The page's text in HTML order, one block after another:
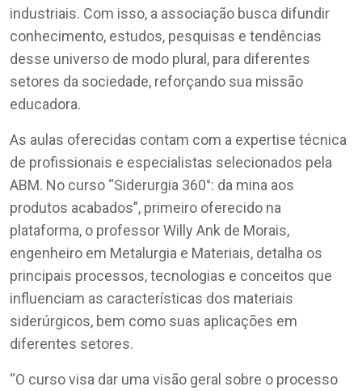
industriais. Com isso, a associação busca difundir
conhecimento, estudos, pesquisas e tendências
desse universo de modo plural, para diferentes
setores da sociedade, reforçando sua missão
educadora.
As aulas oferecidas contam com a expertise técnica
de profissionais e especialistas selecionados pela
ABM. No curso “Siderurgia 360°: da mina aos
produtos acabados”, primeiro oferecido na
plataforma, o professor Willy Ank de Morais,
engenheiro em Metalurgia e Materiais, detalha os
principais processos, tecnologias e conceitos que
influenciam as características dos materiais
siderúrgicos, bem como suas aplicações em
diferentes setores.
“O curso visa dar uma visão geral sobre o processo